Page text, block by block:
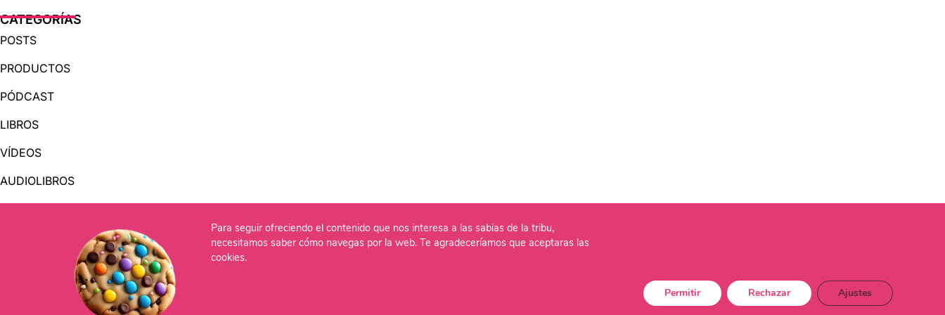
CATEGORÍAS
POSTS
PRODUCTOS
PÓDCAST
LIBROS
VÍDEOS
AUDIOLIBROS
OTRAS PÁGINAS
QUIÉNES SOMOS
Para seguir ofreciendo el contenido que nos interesa a las sabias de la tribu,
necesitamos saber cómo navegas por la web. Te agradeceríamos que aceptaras las
cookies.
Permitir Rechazar Ajustes